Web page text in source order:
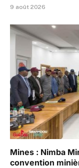
9 août 2026
Mines : Nimba
convention